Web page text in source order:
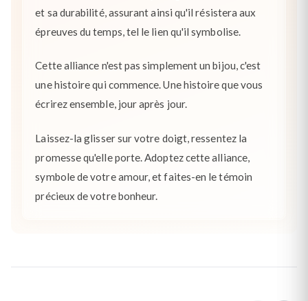
et sa durabilité, assurant ainsi qu'il résistera aux
épreuves du temps, tel le lien qu'il symbolise.
Cette alliance n'est pas simplement un bijou, c'est
une histoire qui commence. Une histoire que vous
écrirez ensemble, jour après jour.
Laissez-la glisser sur votre doigt, ressentez la
promesse qu'elle porte. Adoptez cette alliance,
symbole de votre amour, et faites-en le témoin
précieux de votre bonheur.